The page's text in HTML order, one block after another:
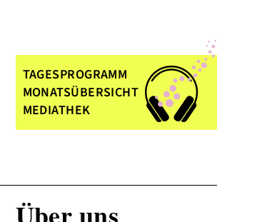
special
der
bermuda.funk,
AKTUELL LÄUFT
12 Uhr:Rund um die Beatles
Ausgefallene Coverversionen -
Kurioses rund um die Beatles -
Hintergründe zu einzelnen
TAGESPROGRAMM
MONATSÜBERSICHT
MEDIATHEK